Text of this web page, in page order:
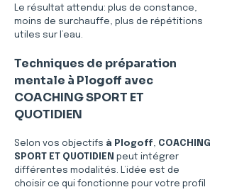
Le résultat attendu: plus de constance,
moins de surchauffe, plus de répétitions
utiles sur l’eau.
Techniques de préparation
mentale à Plogoff avec
COACHING SPORT ET
QUOTIDIEN
Selon vos objectifs à Plogoff, COACHING
SPORT ET QUOTIDIEN peut intégrer
différentes modalités. L’idée est de
choisir ce qui fonctionne pour votre profil